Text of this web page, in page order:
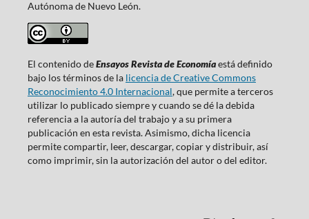
Autónoma de Nuevo León.
El contenido deEnsayos Revista de Economíaestá definido
bajo los términos de la licencia de Creative Commons
Reconocimiento 4.0 Internacional, que permite a terceros
utilizar lo publicado siempre y cuando se dé la debida
referencia a la autoría del trabajo y a su primera
publicación en esta revista. Asimismo, dicha licencia
permite compartir, leer, descargar, copiar y distribuir, así
como imprimir, sin la autorización del autor o del editor.